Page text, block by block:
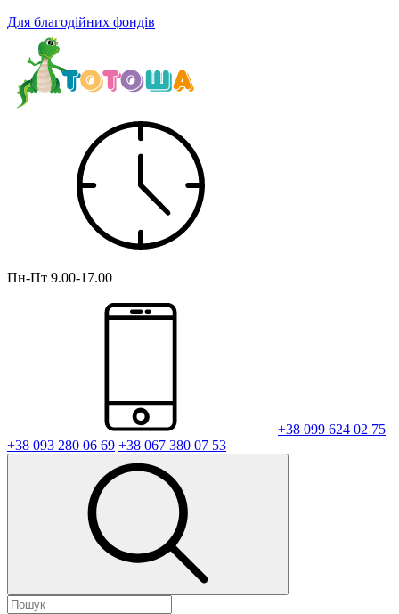
Для благодійних фондів
Пн-Пт 9.00-17.00
+38 099 624 02 75
+38 093 280 06 69 +38 067 380 07 53